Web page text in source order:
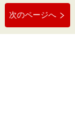
次のページへ